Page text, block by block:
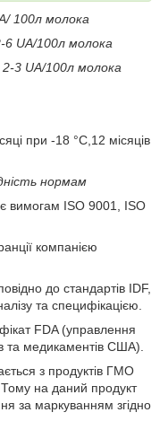
100л молока
6 UA/100л молока
2-3 UA/100л молока
при -18 °С,12 місяців
нормам
вимогам ISO 9001, ISO
компанією
до стандартів IDF,
та специфікацією.
FDA (управлення
та медикаментів США).
з продуктів ГМО
на даний продукт
за маркуванням згідно